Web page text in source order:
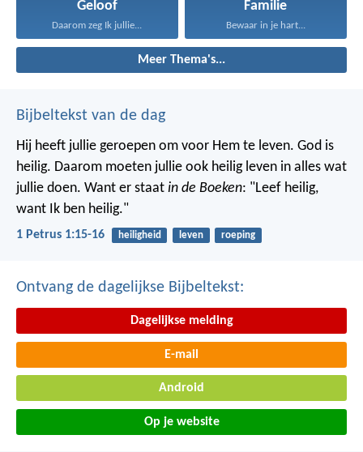
Geloof
Daarom zeg Ik jullie...
Familie
Bewaar in je hart...
Meer Thema's...
Bijbeltekst van de dag
Hij heeft jullie geroepen om voor Hem te leven. God is
heilig. Daarom moeten jullie ook heilig leven in alles wat
jullie doen. Want er staat in de Boeken: "Leef heilig,
want Ik ben heilig."
1 Petrus 1:15-16 heiligheid leven roeping
Ontvang de dagelijkse Bijbeltekst:
Dagelijkse melding
E-mail
Android
Op je website